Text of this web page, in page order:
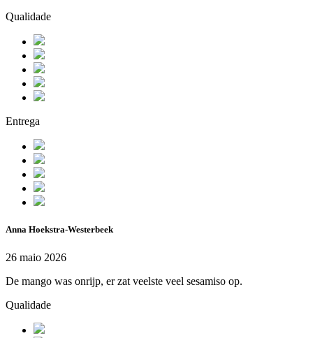
Qualidade
Entrega
Anna Hoekstra-Westerbeek
26 maio 2026
De mango was onrijp, er zat veelste veel sesamiso op.
Qualidade